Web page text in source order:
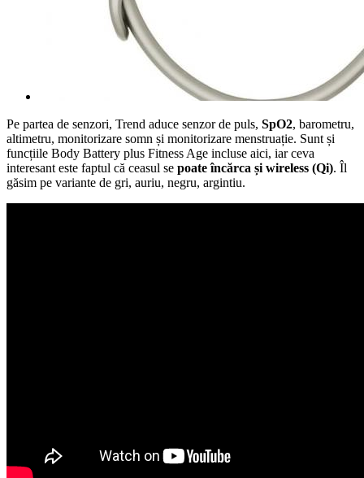
Pe partea de senzori, Trend aduce senzor de puls, SpO2, barometru,
altimetru, monitorizare somn și monitorizare menstruație. Sunt și
funcțiile Body Battery plus Fitness Age incluse aici, iar ceva
interesant este faptul că ceasul se poate încărca și wireless (Qi). Îl
găsim pe variante de gri, auriu, negru, argintiu.